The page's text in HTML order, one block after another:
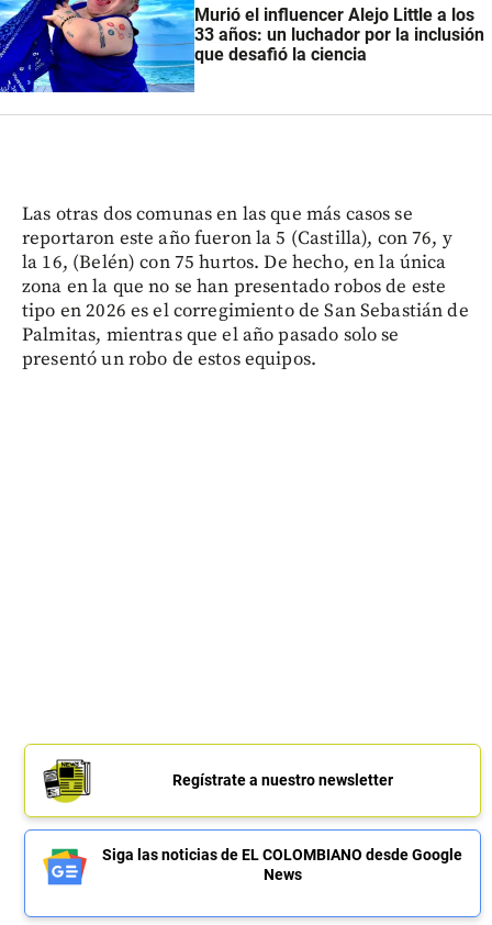
Murió el influencer Alejo Little a los
33 años: un luchador por la inclusión
que desafió la ciencia
Las otras dos comunas en las que más casos se
reportaron este año fueron la 5 (Castilla), con 76, y
la 16, (Belén) con 75 hurtos. De hecho, en la única
zona en la que no se han presentado robos de este
tipo en 2026 es el corregimiento de San Sebastián de
Palmitas, mientras que el año pasado solo se
presentó un robo de estos equipos.
Regístrate a nuestro newsletter
Siga las noticias de EL COLOMBIANO desde Google
News